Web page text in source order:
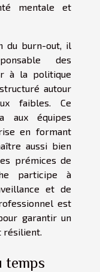
mentale et
du burn-out, il
des
à la politique
autour
faibles. Ce
aux équipes
en formant
aussi bien
prémices de
participe à
et de
est
garantir un
résilient.
temps